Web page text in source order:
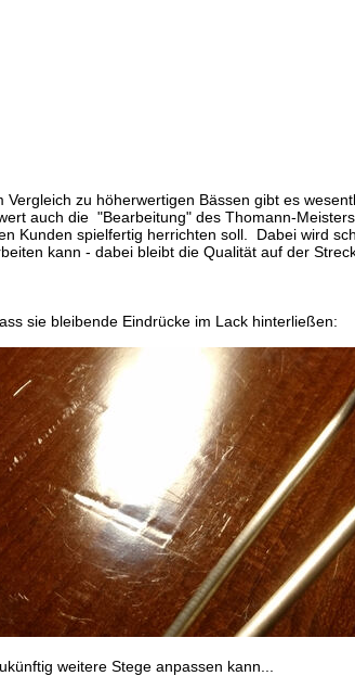
zu höherwertigen Bässen gibt es
auch die "Bearbeitung" des Thomann-
Kunden spielfertig herrichten soll. Dabei wird
kann - dabei bleibt die Qualität auf der
sie bleibende Eindrücke im Lack hinterließen:
weitere Stege anpassen kann...